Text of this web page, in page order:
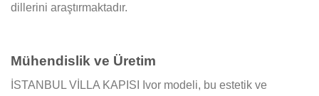
dillerini araştırmaktadır.
Mühendislik ve Üretim
İSTANBUL VİLLA KAPISI Ivor modeli, bu estetik ve